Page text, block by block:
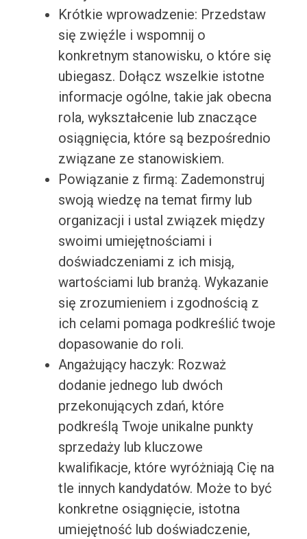
Krótkie wprowadzenie: Przedstaw
się zwięźle i wspomnij o
konkretnym stanowisku, o które się
ubiegasz. Dołącz wszelkie istotne
informacje ogólne, takie jak obecna
rola, wykształcenie lub znaczące
osiągnięcia, które są bezpośrednio
związane ze stanowiskiem.
Powiązanie z firmą: Zademonstruj
swoją wiedzę na temat firmy lub
organizacji i ustal związek między
swoimi umiejętnościami i
doświadczeniami z ich misją,
wartościami lub branżą. Wykazanie
się zrozumieniem i zgodnością z
ich celami pomaga podkreślić twoje
dopasowanie do roli.
Angażujący haczyk: Rozważ
dodanie jednego lub dwóch
przekonujących zdań, które
podkreślą Twoje unikalne punkty
sprzedaży lub kluczowe
kwalifikacje, które wyróżniają Cię na
tle innych kandydatów. Może to być
konkretne osiągnięcie, istotna
umiejętność lub doświadczenie,